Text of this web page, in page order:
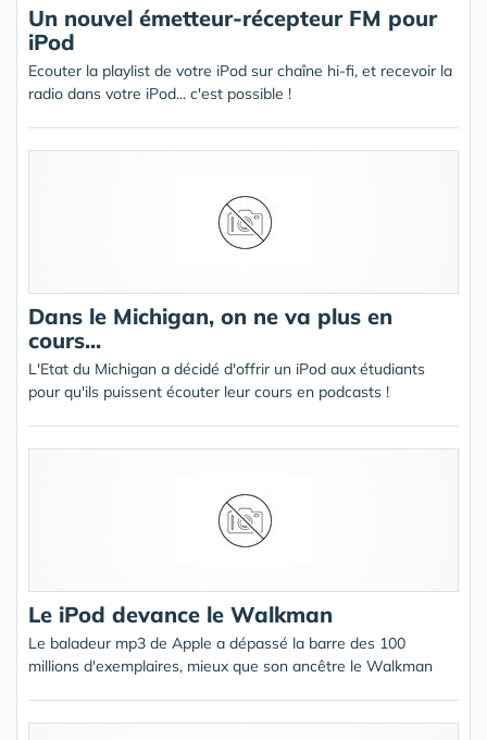
Un nouvel émetteur-récepteur FM pour
iPod
Ecouter la playlist de votre iPod sur chaîne hi-fi, et recevoir la
radio dans votre iPod... c'est possible !
Dans le Michigan, on ne va plus en
cours...
L'Etat du Michigan a décidé d'offrir un iPod aux étudiants
pour qu'ils puissent écouter leur cours en podcasts !
Le iPod devance le Walkman
Le baladeur mp3 de Apple a dépassé la barre des 100
millions d'exemplaires, mieux que son ancêtre le Walkman